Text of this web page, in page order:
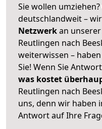
Sie wollen
deutschlandweit –
Netzwerkan
Reutlingen nach
weiterwissen –
Sie! Wenn Sie
was kostet
Reutlingen nach
uns, denn wir haben
Antwort auf Ihre